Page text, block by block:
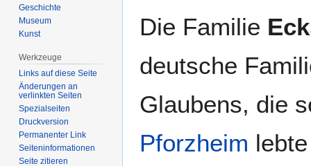
Navigation
Suche
Die Familie
deutsche
Glaubens, die
Pforzheim
Geschichte
Museum
Kunst
Werkzeuge
Links auf diese Seite
Änderungen an
verlinkten Seiten
Spezialseiten
Druckversion
Permanenter Link
Seiten­­informationen
Seite zitieren